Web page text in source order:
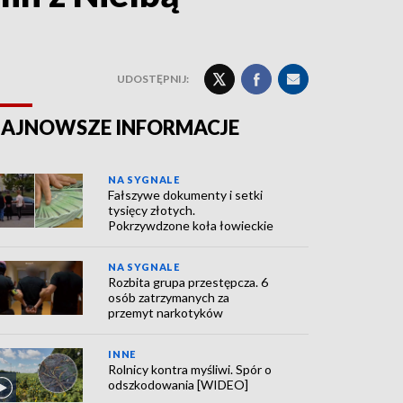
UDOSTĘPNIJ:
INFORMACJE
NA SYGNALE
Fałszywe dokumenty i setki
tysięcy złotych.
Pokrzywdzone koła łowieckie
NA SYGNALE
Rozbita grupa przestępcza. 6
osób zatrzymanych za
przemyt narkotyków
INNE
Rolnicy kontra myśliwi. Spór o
odszkodowania [WIDEO]